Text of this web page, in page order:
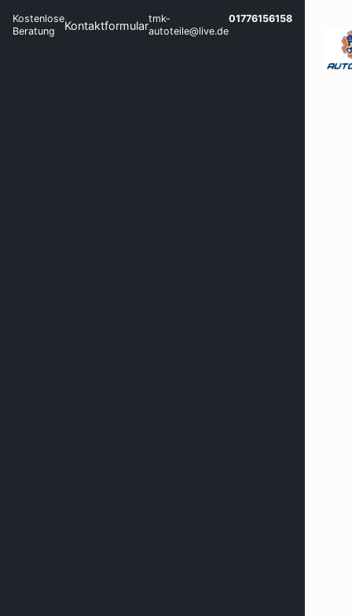
Kostenlose
Beratung
Kontaktformulartmk-
autoteile@live.de
01776156158